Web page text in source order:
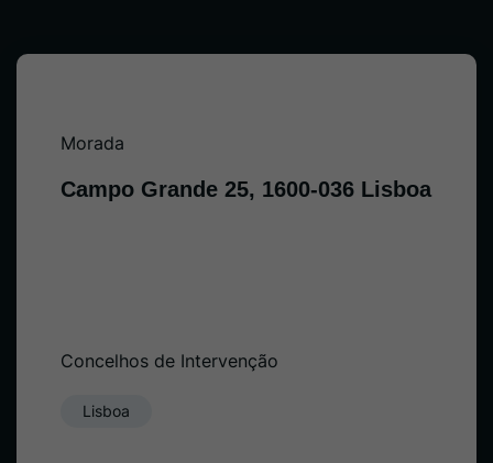
Morada
Campo Grande 25, 1600-036 Lisboa
Concelhos de Intervenção
Lisboa